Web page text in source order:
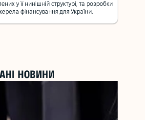
у її нинішній структурі, та розробки
фінансування для України.
НОВИНИ